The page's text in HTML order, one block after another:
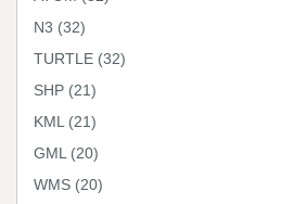
N3 (32)
TURTLE (32)
SHP (21)
KML (21)
GML (20)
WMS (20)